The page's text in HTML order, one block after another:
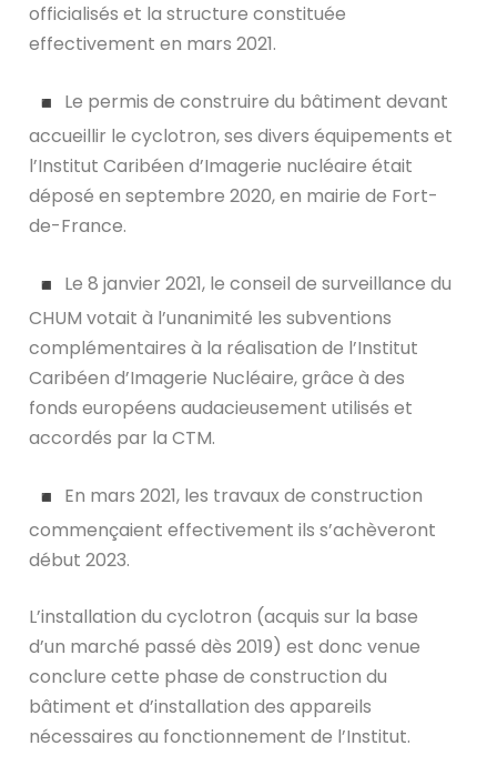
officialisés et la structure constituée
effectivement en mars 2021.
Le permis de construire du bâtiment devant
accueillir le cyclotron, ses divers équipements et
l’Institut Caribéen d’Imagerie nucléaire était
déposé en septembre 2020, en mairie de Fort-
de-France.
Le 8 janvier 2021, le conseil de surveillance du
CHUM votait à l’unanimité les subventions
complémentaires à la réalisation de l’Institut
Caribéen d’Imagerie Nucléaire, grâce à des
fonds européens audacieusement utilisés et
accordés par la CTM.
En mars 2021, les travaux de construction
commençaient effectivement ils s’achèveront
début 2023.
L’installation du cyclotron (acquis sur la base
d’un marché passé dès 2019) est donc venue
conclure cette phase de construction du
bâtiment et d’installation des appareils
nécessaires au fonctionnement de l’Institut.